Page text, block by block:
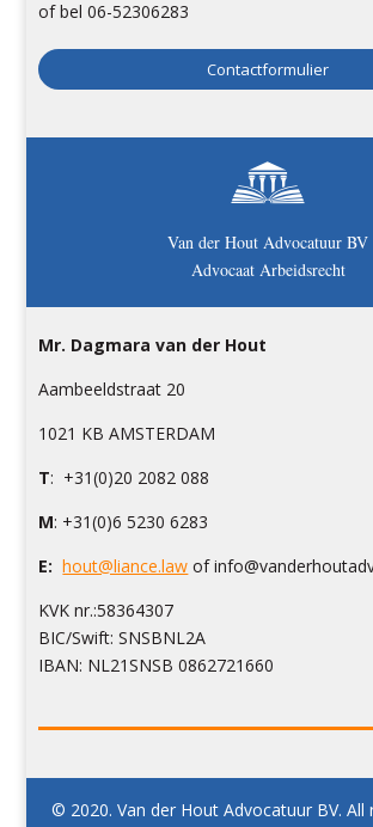
of bel 06-52306283
Contactformulier
Van der Hout Advocatuur BV
Advocaat Arbeidsrecht
Mr. Dagmara van der Hout
Aambeeldstraat 20
1021 KB AMSTERDAM
T: +31(0)20 2082 088
M: +31(0)6 5230 6283
E:hout@liance.law of
KVK nr.:58364307
BIC/Swift: SNSBNL2A
IBAN: NL21SNSB 0862721660
© 2020. Van der Hout Advocatuur BV. All